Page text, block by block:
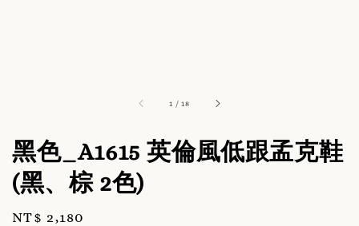
1 /18
黑色_A1615 英倫風低跟孟克鞋
(黑、棕 2色)
Regular
NT$ 2,180